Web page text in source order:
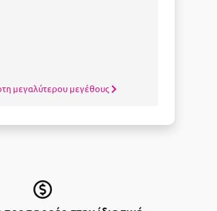
μεγαλύτερου μεγέθους